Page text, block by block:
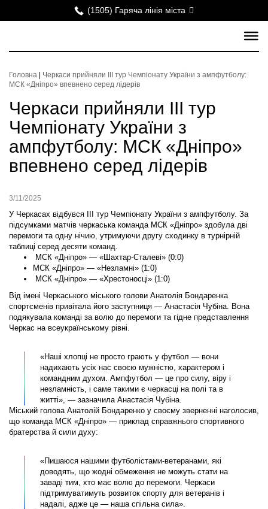
(1505) Гаряча лінія міста
Головна
Черкаси прийняли ІІІ тур Чемпіонату України з ампфутболу:
МСК «Дніпро» впевнено серед лідерів
Черкаси прийняли ІІІ тур
Чемпіонату України з
ампфутболу: МСК «Дніпро»
впевнено серед лідерів
3/11/2025
У Черкасах відбувся ІІІ тур Чемпіонату України з ампфутболу. За
підсумками матчів черкаська команда МСК «Дніпро» здобула дві
перемоги та одну нічию, утримуючи другу сходинку в турнірній
таблиці серед десяти команд.
МСК «Дніпро» — «Шахтар-Сталеві» (0:0)
МСК «Дніпро» — «Незламні» (1:0)
МСК «Дніпро» — «Хрестоносці» (1:0)
Від імені Черкаського міського голови Анатолія Бондаренка
спортсменів привітала його заступниця — Анастасія Чубіна. Вона
подякувала команді за волю до перемоги та гідне представлення
Черкас на всеукраїнському рівні.
«Наші хлопці не просто грають у футбол — вони
надихають усіх нас своєю мужністю, характером і
командним духом. Ампфутбол — це про силу, віру і
незламність, і саме такими є черкасці на полі та в
житті», — зазначила Анастасія Чубіна.
Міський голова Анатолій Бондаренко у своєму зверненні наголосив,
що команда МСК «Дніпро» — приклад справжнього спортивного
братерства й сили духу:
«Пишаюся нашими футболістами-ветеранами, які
доводять, що жодні обмеження не можуть стати на
заваді тим, хто має волю до перемоги. Черкаси
підтримуватимуть розвиток спорту для ветеранів і
надалі, адже це — наша спільна сила».